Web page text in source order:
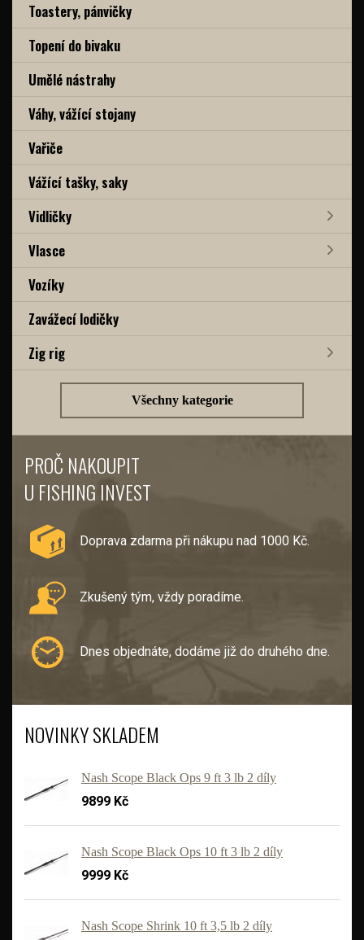
Toastery, pánvičky
Topení do bivaku
Umělé nástrahy
Váhy, vážící stojany
Vařiče
Vážící tašky, saky
Vidličky
Vlasce
Vozíky
Zavážecí lodičky
Zig rig
Všechny kategorie
PROČ NAKOUPIT
U FISHING INVEST
Doprava zdarma při nákupu nad 1000 Kč.
Zkušený tým, vždy poradíme.
Dnes objednáte, dodáme již do druhého dne.
NOVINKY SKLADEM
Nash Scope Black Ops 9 ft 3 lb 2 díly
9899 Kč
Nash Scope Black Ops 10 ft 3 lb 2 díly
9999 Kč
Nash Scope Shrink 10 ft 3,5 lb 2 díly